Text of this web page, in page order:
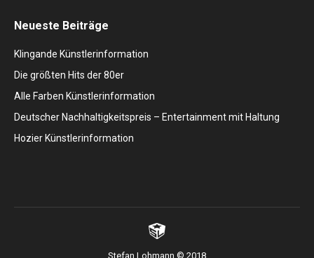
Neueste Beiträge
Klingande Künstlerinformation
Die größten Hits der 80er
Alle Farben Künstlerinformation
Deutscher Nachhaltigkeitspreis – Entertainment mit Haltung
Hozier Künstlerinformation
Stefan Lohmann © 2018